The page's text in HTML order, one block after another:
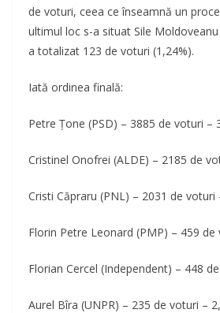
de voturi, ceea ce înseamnă un
ultimul loc s-a situat Sile
a totalizat 123 de voturi (1,24%).
Iată ordinea finală:
Petre Ţone (PSD) – 3885 de voturi –
Cristinel Onofrei (ALDE) – 2185 de
Cristi Căpraru (PNL) – 2031 de voturi
Florin Petre Leonard (PMP) – 459 de
Florian Cercel (Independent) – 448
Aurel Bîra (UNPR) – 235 de voturi –